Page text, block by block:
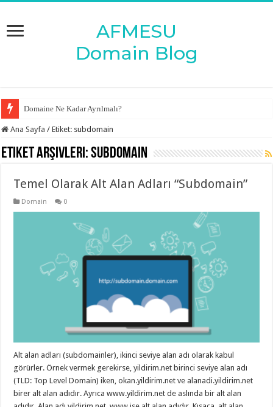
Domaine Ne Kadar Ayrılmalı?
Ana Sayfa / Etiket: subdomain
Etiket Arşivleri:subdomain
Temel Olarak Alt Alan Adları “Subdomain”
Domain 0
Alt alan adları (subdomainler), ikinci seviye alan adı olarak kabul
görürler. Örnek vermek gerekirse, yildirim.net birinci seviye alan adı
(TLD: Top Level Domain) iken, okan.yildirim.net ve alanadi.yildirim.net
birer alt alan adıdır. Ayrıca www.yildirim.net de aslında bir alt alan